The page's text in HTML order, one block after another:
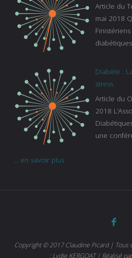
sur-le-
Article du
mai 2018
s’ignorent.
continue à
de la
maladie.
qui peut
cher
d’autant
Diabète :
stress
Article du
2018
une
... en savoir plus
Copyright © 2017 Claudine Picard |
: Lydie KERGOAT | Réalisé